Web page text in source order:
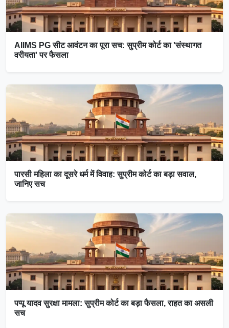
AIIMS PG सीट आवंटन का पूरा सच: सुप्रीम कोर्ट का 'संस्थागत
वरीयता' पर फैसला
पारसी महिला का दूसरे धर्म में विवाह: सुप्रीम कोर्ट का बड़ा सवाल,
जानिए सच
पप्पू यादव सुरक्षा मामला: सुप्रीम कोर्ट का बड़ा फैसला, राहत का असली
सच